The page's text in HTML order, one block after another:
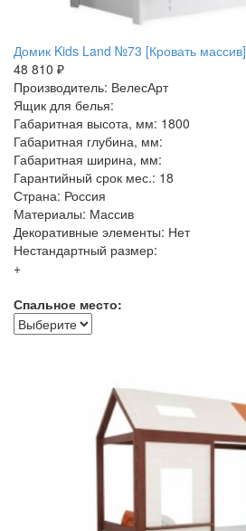
Домик Kids Land №73 [Кровать массив]
48 810 ₽
Производитель: ВелесАрт
Ящик для белья:
Габаритная высота, мм: 1800
Габаритная глубина, мм:
Габаритная ширина, мм:
Гарантийный срок мес.: 18
Страна: Россия
Материалы: Массив
Декоративные элементы: Нет
Нестандартный размер:
+
Спальное место: